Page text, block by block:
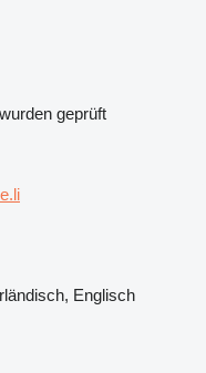
geprüft
Englisch